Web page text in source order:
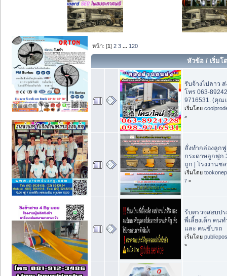
หน้า: [1]2 3 ... 120
หัวข้อ / เริ่มโ
รับจ้างไปลาว
โทร 063-
9716531. (คุณ
เริ่มโดย
»
สั่งทำกล่องลูก
กระดาษลูกฟูก
ถูก | โรงงานช
เริ่มโดย
7 »
รับตรวจสอบป
พี่เลี้ยงเด็ก คน
และ คนขับรถ
เริ่มโดย
»